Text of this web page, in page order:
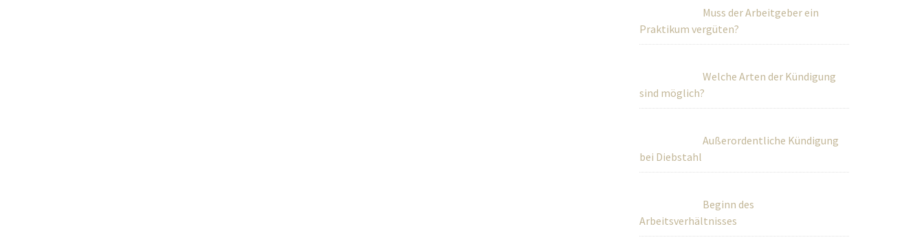
Muss der Arbeitgeber ein
Praktikum vergüten?
Welche Arten der Kündigung
sind möglich?
Außerordentliche Kündigung
bei Diebstahl
Beginn des
Arbeitsverhältnisses